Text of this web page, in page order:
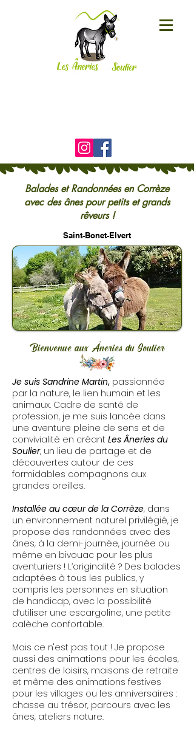
Balades et Randonnées en Corrèze
avec des ânes pour petits et grands
rêveurs !
Saint-Bonet-Elvert
Bienvenue aux Âneries du Soulier
Je suis Sandrine Martin, passionnée
par la nature, le lien humain et les
animaux. Cadre de santé de
profession, je me suis lancée dans
une aventure pleine de sens et de
convivialité en créant Les Âneries du
Soulier, un lieu de partage et de
découvertes autour de ces
formidables compagnons aux
grandes oreilles.
Installée au cœur de la Corrèze, dans
un environnement naturel privilégié, je
propose des randonnées avec des
ânes, à la demi-journée, journée ou
même en bivouac pour les plus
aventuriers ! L’originalité ? Des balades
adaptées à tous les publics, y
compris les personnes en situation
de handicap, avec la possibilité
d’utiliser une escargoline, une petite
calèche confortable.
Mais ce n'est pas tout ! Je propose
aussi des animations pour les écoles,
centres de loisirs, maisons de retraite
et même des animations festives
pour les villages ou les anniversaires :
chasse au trésor, parcours avec les
ânes, ateliers nature.